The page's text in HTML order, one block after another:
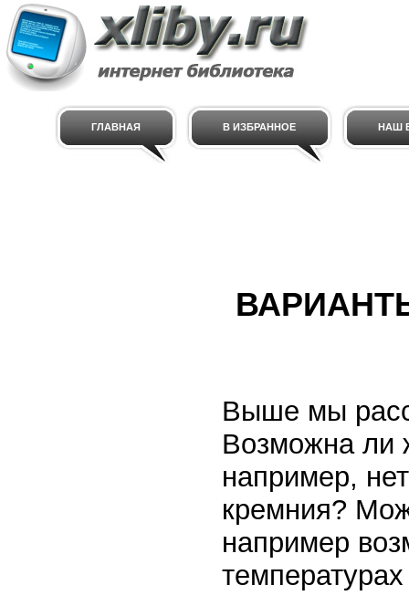
ГЛАВНАЯ В ИЗБРАННОЕ НАШ
Выше мы
Возможна ли
например,
кремния?
например